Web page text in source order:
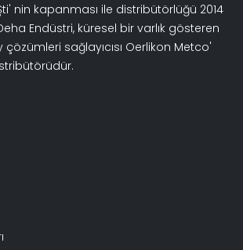
nin kapanması ile distribütörlüğü 2014
Endüstri, küresel bir varlık gösteren
sağlayıcısı Oerlikon Metco'